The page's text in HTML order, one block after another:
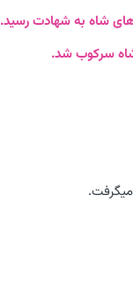
شاه به شهادت رسید.
سرکوب شد.